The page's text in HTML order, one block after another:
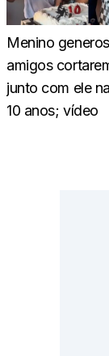
Menino
amigos
junto com ele
10 anos; vídeo